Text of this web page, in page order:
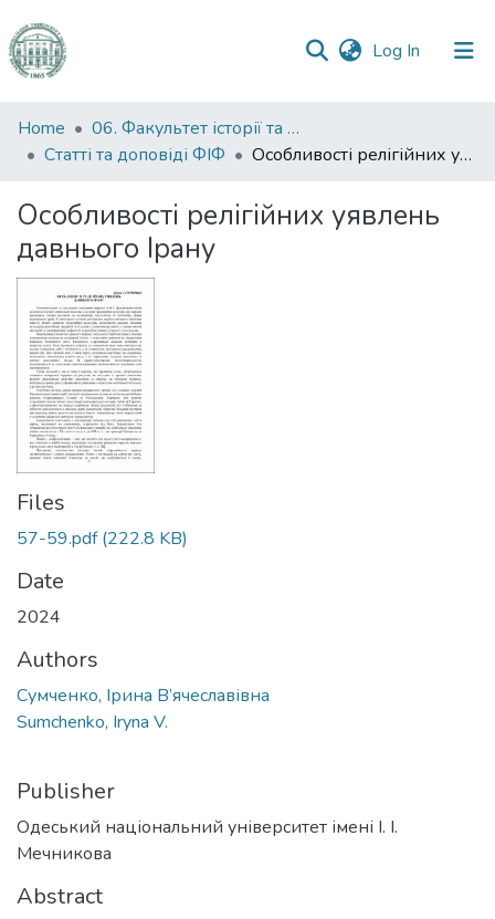
Log In (current)
Communities
&
All of DSpace
Statistics
Home
06. Факультет історії та філософії
Статті та доповіді ФІФ
Особливості релігійних уявлень давнього Ірану
Особливості релігійних уявлень
давнього Ірану
Files
57-59.pdf(222.8 KB)
Date
2024
Authors
Сумченко, Ірина В’ячеславівна
Sumchenko, Iryna V.
Publisher
Одеський національний університет імені І. І.
Мечникова
Abstract